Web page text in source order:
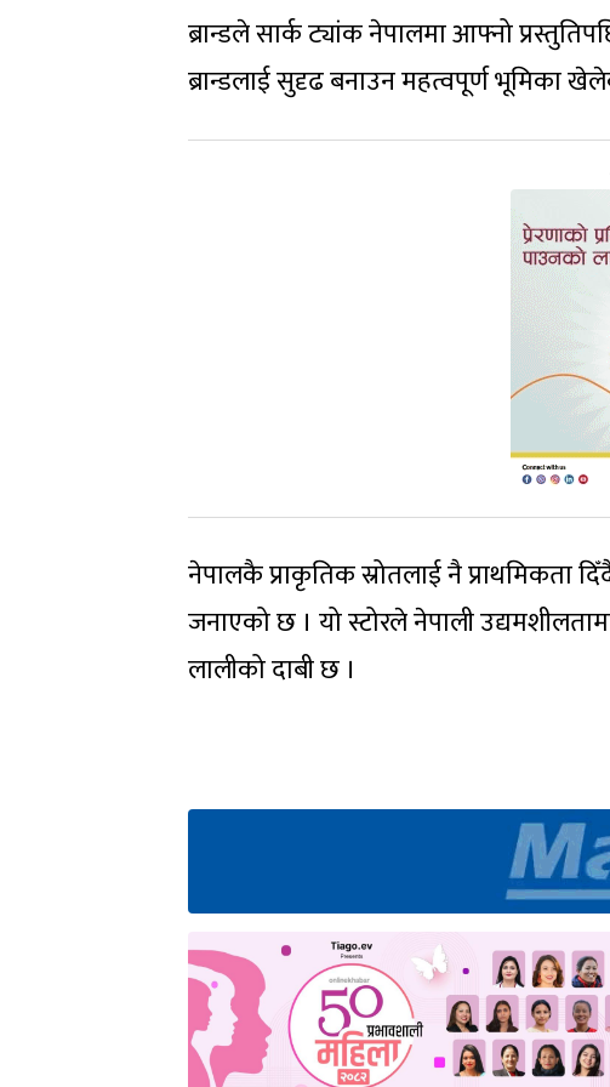
ब्रान्डले सार्क ट्यांक नेपालमा आफ्नो
ब्रान्डलाई सुदृढ बनाउन महत्वपूर्ण भूमिका
नेपालकै प्राकृतिक स्रोतलाई नै प्राथमिकता
जनाएको छ । यो स्टोरले नेपाली
लालीको दाबी छ ।